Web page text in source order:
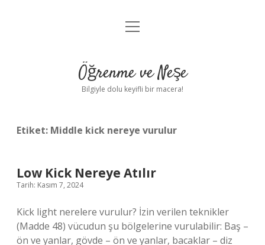
Anasayfa
Yasal Uyarı
menüyü
Öğrenme ve Neşe
Bilgiyle dolu keyifli bir macera!
Etiket: Middle kick nereye vurulur
Low Kick Nereye Atılır
Tarih: Kasım 7, 2024
Kick light nerelere vurulur? İzin verilen teknikler
(Madde 48) vücudun şu bölgelerine vurulabilir: Baş –
ön ve yanlar, gövde – ön ve yanlar, bacaklar – diz